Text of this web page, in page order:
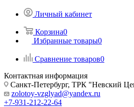
Личный кабинет
Корзина0
Избранные товары0
Сравнение товаров0
Контактная информация
Санкт-Петербург, ТРК "Невский
zolotoy-vzglyad@yandex.ru
+7-931-212-22-64